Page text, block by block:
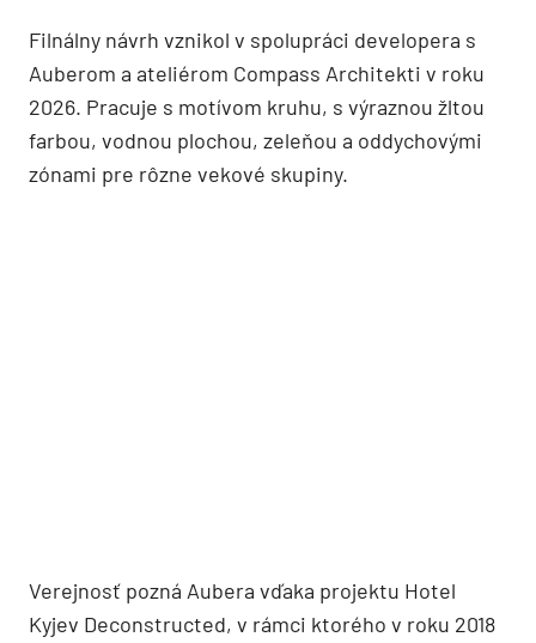
Filnálny návrh vznikol v spolupráci developera s
Auberom a ateliérom Compass Architekti v roku
2026. Pracuje s motívom kruhu, s výraznou žltou
farbou, vodnou plochou, zeleňou a oddychovými
zónami pre rôzne vekové skupiny.
Verejnosť pozná Aubera vďaka projektu Hotel
Kyjev Deconstructed, v rámci ktorého v roku 2018